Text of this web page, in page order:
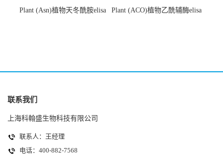
Plant (Asn)植物天冬酰胺elisa
Plant (ACO)植物乙酰辅酶elisa
联系我们
上海科翰盛生物科技有限公司
联系人：王经理
电话：400-882-7568